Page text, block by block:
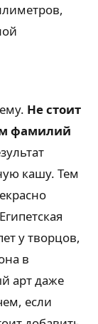
Не стоит
фамилий
кашу. Тем
у творцов,
в
арт даже
если